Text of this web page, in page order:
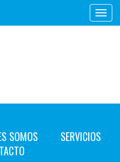
SOMOS
SERVICIOS